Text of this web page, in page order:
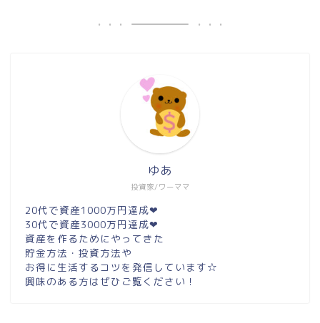
投資家/ワーママ
ゆあ
20代で資産1000万円達成❤︎
30代で資産3000万円達成❤︎
資産を作るためにやってきた
貯金方法・投資方法や
お得に生活するコツを発信しています☆
興味のある方はぜひご覧ください！